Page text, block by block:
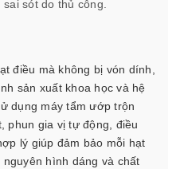
sót do thủ công.
điều mà không bị vón dính,
sản xuất khoa học và hệ
dụng máy tẩm ướp trộn
phun gia vị tự động, điều
lý giúp đảm bảo mỗi hạt
hình dáng và chất